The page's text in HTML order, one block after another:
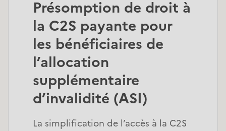
Présomption de droit à
la C2S payante pour
les bénéficiaires de
l’allocation
supplémentaire
d’invalidité (ASI)
La simplification de l’accès à la C2S